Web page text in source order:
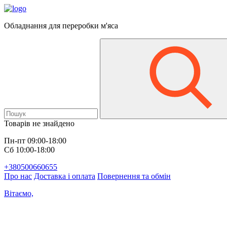
Обладнання для переробки м'яса
Товарів не знайдено
Пн-пт 09:00-18:00
Сб 10:00-18:00
+380500660655
Про нас Доставка і оплата Повернення та обмін
Вітаємо,